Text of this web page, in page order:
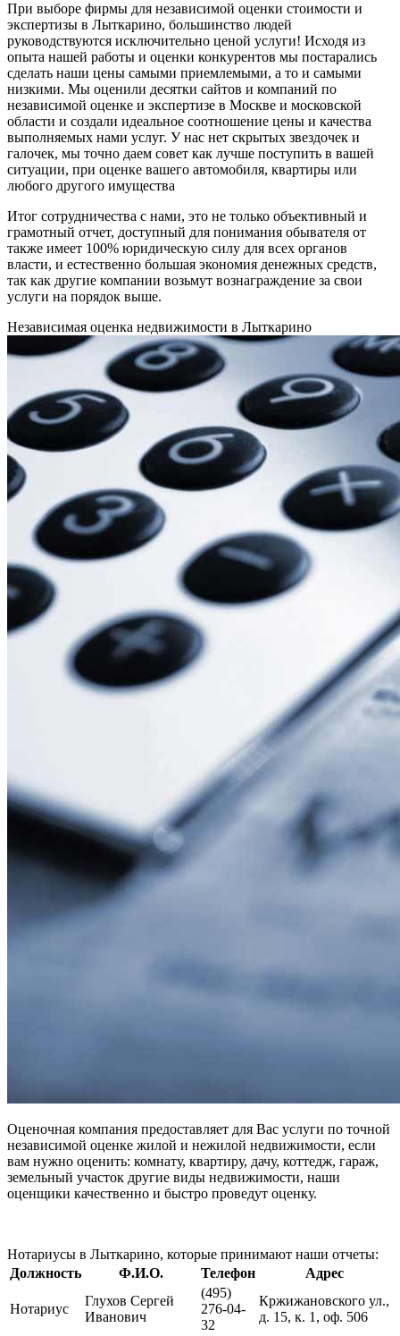
При выборе фирмы для независимой оценки стоимости и
экспертизы в Лыткарино, большинство людей
руководствуются исключительно ценой услуги! Исходя из
опыта нашей работы и оценки конкурентов мы постарались
сделать наши цены самыми приемлемыми, а то и самыми
низкими. Мы оценили десятки сайтов и компаний по
независимой оценке и экспертизе в Москве и московской
области и создали идеальное соотношение цены и качества
выполняемых нами услуг. У нас нет скрытых звездочек и
галочек, мы точно даем совет как лучше поступить в вашей
ситуации, при оценке вашего автомобиля, квартиры или
любого другого имущества
Итог сотрудничества с нами, это не только объективный и
грамотный отчет, доступный для понимания обывателя от
также имеет 100% юридическую силу для всех органов
власти, и естественно большая экономия денежных средств,
так как другие компании возьмут вознаграждение за свои
услуги на порядок выше.
Независимая оценка недвижимости в Лыткарино
Оценочная компания предоставляет для Вас услуги по точной
независимой оценке жилой и нежилой недвижимости, если
вам нужно оценить: комнату, квартиру, дачу, коттедж, гараж,
земельный участок другие виды недвижимости, наши
оценщики качественно и быстро проведут оценку.
Нотариусы в Лыткарино, которые принимают наши отчеты:
Должность
Ф.И.О. Телефон Адрес
Нотариус
Глухов Сергей
Иванович
(495)
276-04-
32
Кржижановского ул.,
д. 15, к. 1, оф. 506